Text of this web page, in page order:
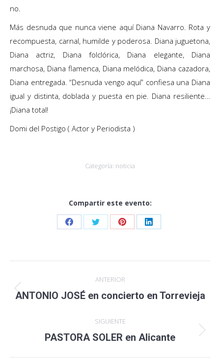
no.
Más desnuda que nunca viene aquí Diana Navarro. Rota y
recompuesta, carnal, humilde y poderosa. Diana juguetona,
Diana actriz, Diana folclórica, Diana elegante, Diana
marchosa, Diana flamenca, Diana melódica, Diana cazadora,
Diana entregada. “Desnuda vengo aquí” confiesa una Diana
igual y distinta, doblada y puesta en pie. Diana resiliente…
¡Diana total!
Domi del Postigo ( Actor y Periodista )
Categoría: noticia
Compartir este evento:
Share
Facebook
Share
Twitter
Share
Pinterest
Share
LinkedIn
entre
publicaciones
ANTERIOR
Publicación
ANTONIO JOSÉ en concierto en Torrevieja
SIGUIENTE
Publicación
PASTORA SOLER en Alicante